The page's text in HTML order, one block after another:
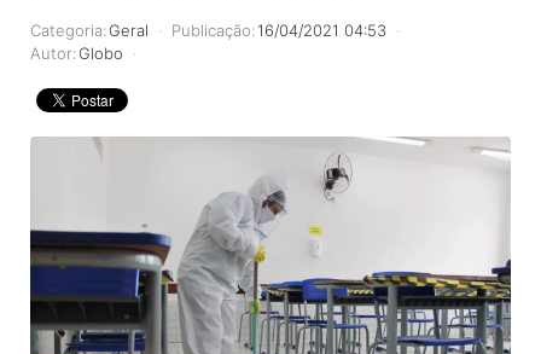
Categoria:Geral Publicação:16/04/2021 04:53
Autor:Globo